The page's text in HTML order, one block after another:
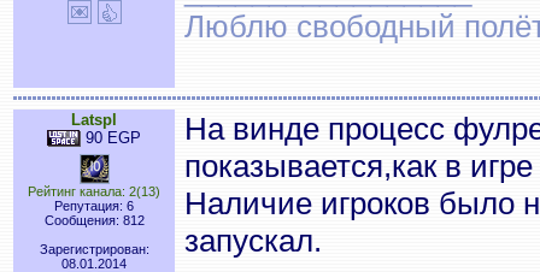
Люблю свободный
Latspl
90 EGP
Рейтинг канала: 2(13)
Репутация: 6
Сообщения: 812
Зарегистрирован:
08.01.2014
На винде процесс
показывается,как в
Наличие игроков было
запускал.